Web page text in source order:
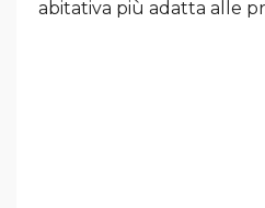
abitativa più adatta alle